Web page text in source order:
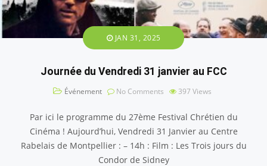
JAN 31, 2025
Journée du Vendredi 31 janvier au FCC
Événement No Comments 397 Views
Par ici le programme du 27ème Festival Chrétien du
Cinéma ! Aujourd’hui, Vendredi 31 Janvier au Centre
Rabelais de Montpellier : – 14h : Film : Les Trois jours du
Condor de Sidney